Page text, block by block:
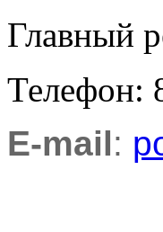
Главный
Телефон:
E-mail: